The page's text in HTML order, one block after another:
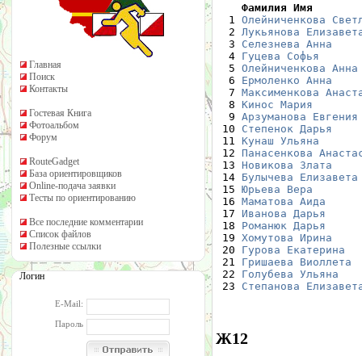
Главная
Поиск
Контакты
Гостевая Книга
Фотоальбом
Форум
RouteGadget
База ориентировщиков
Online-подача заявки
Тесты по ориентированию
Все последние комментарии
Список файлов
Полезные ссылки
Логин
E-Mail:
Пароль
Фамилия Имя
1 Олейниченкова
  2
Лукьянова
  3
Селезнева Анна
  4
Гуцева Софья
  5
Олейниченкова Анна
  6
Ермоленко Анна
  7
Максименкова
  8
Кинос Мария
  9
Арзуманова Евгения
10 Степенок Дарья
11 Кунаш Ульяна
12 Панасенкова
13 Новикова Злата
14 Булычева Елизавета
15 Юрьева Вера
16 Маматова Аида
17 Иванова Дарья
18 Романюк Дарья
19 Хомутова Ирина
20 Гурова Екатерина
21 Гришаева Виоллета
22 Голубева Ульяна
23 Степанова
Ж12